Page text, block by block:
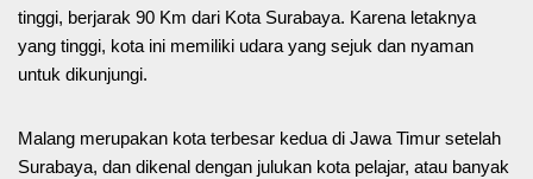
tinggi, berjarak 90 Km dari Kota Surabaya. Karena letaknya
yang tinggi, kota ini memiliki udara yang sejuk dan nyaman
untuk dikunjungi.
Malang merupakan kota terbesar kedua di Jawa Timur setelah
Surabaya, dan dikenal dengan julukan kota pelajar, atau banyak